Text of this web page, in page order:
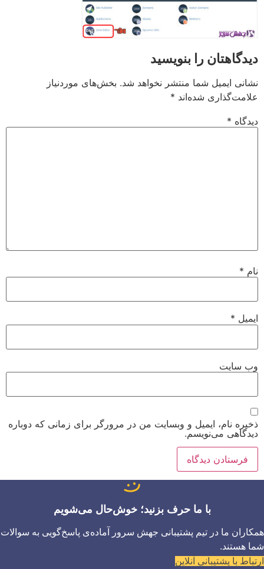
دیدگاهتان را بنویسید
نشانی ایمیل شما منتشر نخواهد شد. بخش‌های موردنیاز
علامت‌گذاری شده‌اند *
دیدگاه *
نام *
ایمیل *
وب‌ سایت
ذخیره نام، ایمیل و وبسایت من در مرورگر برای زمانی که دوباره
دیدگاهی می‌نویسم.
با ما حرف بزنید؛ خوش‌حال می‌شویم
همکاران ما در تیم پشتیبانی جهش سرور آماده‌ی پاسخ‌گویی به سوالات
شما هستند.
ارتباط با پشتیبانی آنلاین